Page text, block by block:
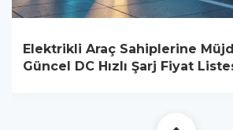
Elektrikli Araç Sahiplerine
Güncel DC Hızlı Şarj Fiyat